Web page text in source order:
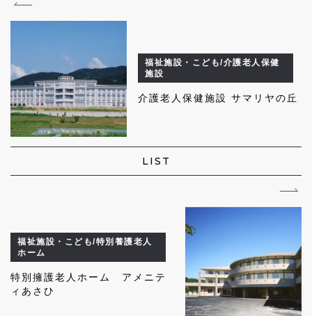
福祉施設・こども/介護老人保健
施設
介護老人保健施設 サマリヤの丘
LIST
福祉施設・こども/特別養護老人
ホーム
特別擁護老人ホーム アメニテ
ィあさひ